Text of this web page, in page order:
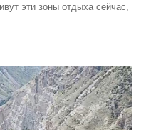
эти зоны отдыха сейчас,